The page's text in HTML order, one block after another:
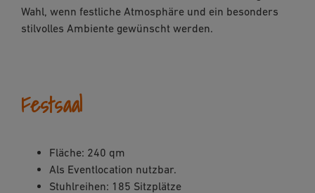
Wahl, wenn festliche Atmosphäre und ein besonders
stilvolles Ambiente gewünscht werden.
Festsaal
Fläche: 240 qm
Als Eventlocation nutzbar.
Stuhlreihen: 185 Sitzplätze